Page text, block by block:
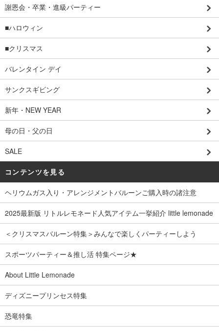
謝恩会・卒業・進級パーティー
■ハロウィン
■クリスマス
バレンタイン デイ
サンクスギビング
新年・NEW YEAR
母の日・父の日
SALE
コンテンツを見る
ヘリウムガス入り・アレンジメントバルーンご購入時の諸注意
2025最新版 リトルレモネード人気アイテム一挙紹介 little lemonade
＜クリスマスバルーン特集＞みんなで楽しくパーティーしよう
スポーツパーティー＆推し活 特集ページ★
About Little Lemonade
ディズニープリンセス特集
恐竜特集